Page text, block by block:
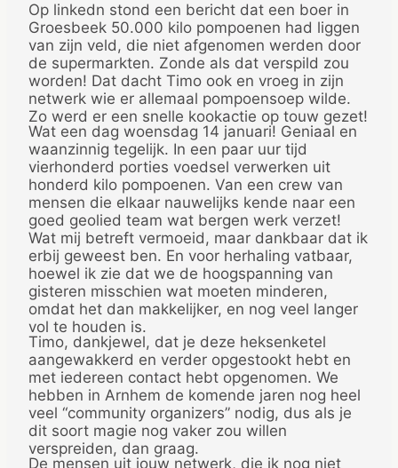
Op linkedn stond een bericht dat een boer in
Groesbeek 50.000 kilo pompoenen had liggen
van zijn veld, die niet afgenomen werden door
de supermarkten. Zonde als dat verspild zou
worden! Dat dacht Timo ook en vroeg in zijn
netwerk wie er allemaal pompoensoep wilde.
Zo werd er een snelle kookactie op touw gezet!
Wat een dag woensdag 14 januari! Geniaal en
waanzinnig tegelijk. In een paar uur tijd
vierhonderd porties voedsel verwerken uit
honderd kilo pompoenen. Van een crew van
mensen die elkaar nauwelijks kende naar een
goed geolied team wat bergen werk verzet!
Wat mij betreft vermoeid, maar dankbaar dat ik
erbij geweest ben. En voor herhaling vatbaar,
hoewel ik zie dat we de hoogspanning van
gisteren misschien wat moeten minderen,
omdat het dan makkelijker, en nog veel langer
vol te houden is.
Timo, dankjewel, dat je deze heksenketel
aangewakkerd en verder opgestookt hebt en
met iedereen contact hebt opgenomen. We
hebben in Arnhem de komende jaren nog heel
veel “community organizers” nodig, dus als je
dit soort magie nog vaker zou willen
verspreiden, dan graag.
De mensen uit jouw netwerk, die ik nog niet